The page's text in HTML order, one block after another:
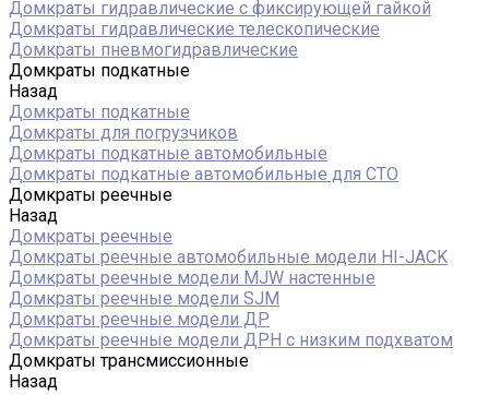
Домкраты гидравлические с фиксирующей гайкой
Домкраты гидравлические телескопические
Домкраты пневмогидравлические
Домкраты подкатные
Назад
Домкраты подкатные
Домкраты для погрузчиков
Домкраты подкатные автомобильные
Домкраты подкатные автомобильные для СТО
Домкраты реечные
Назад
Домкраты реечные
Домкраты реечные автомобильные модели HI-JACK
Домкраты реечные модели MJW настенные
Домкраты реечные модели SJM
Домкраты реечные модели ДР
Домкраты реечные модели ДРН с низким подхватом
Домкраты трансмиссионные
Назад